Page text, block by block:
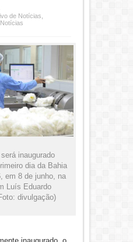
de Notícias
inaugurado
dia da Bahia
em 8 de junho, na
Luís Eduardo
divulgação)